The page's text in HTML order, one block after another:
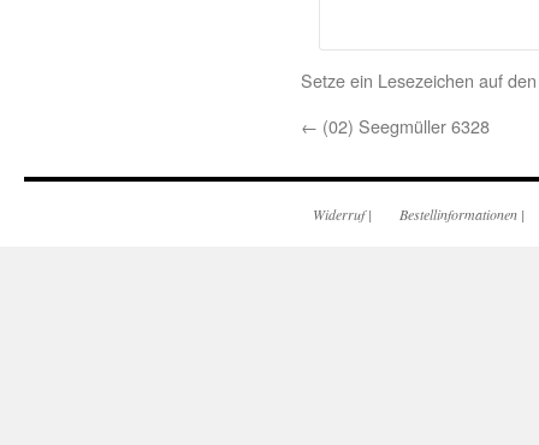
Setze ein Lesezeichen auf
← (02) Seegmüller 6328
Widerruf| Bestellinformationen |